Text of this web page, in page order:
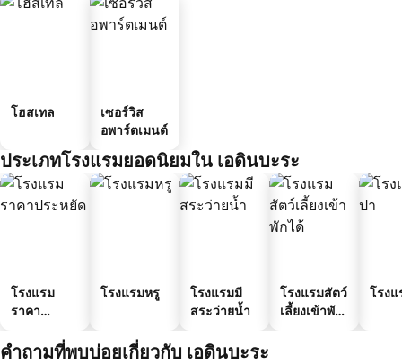
โฮสเทล
เซอร์วิส
อพาร์ตเมนต์
ประเภทโรงแรมยอดนิยมใน เอดินบะระ
โรงแรม
ราคา
โรงแรมหรู
โรงแรมมี
สระว่ายน้ำ
โรงแรมสัตว์
เลี้ยงเข้าพัก
โรง
คำถามที่พบบ่อยเกี่ยวกับ เอดินบะระ